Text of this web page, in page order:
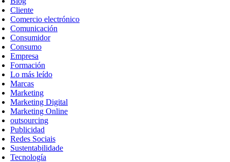
Cliente
Comercio electrónico
Comunicación
Consumidor
Consumo
Empresa
Formación
Lo más leído
Marcas
Marketing
Marketing Digital
Marketing Online
outsourcing
Publicidad
Redes Sociais
Sustentabilidade
Tecnología